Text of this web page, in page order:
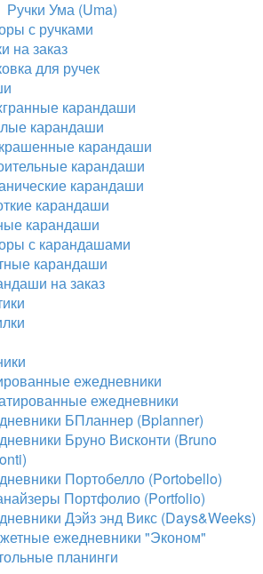
Ручки Ума (Uma)
с ручками
на заказ
для ручек
карандаши
карандаши
карандаши
карандаши
карандаши
карандаши
карандаши
с карандашами
карандаши
на заказ
ежедневники
ежедневники
БПланнер (Bplanner)
Бруно Висконти (Bruno
Портобелло (Portobello)
Портфолио (Portfolio)
Дэйз энд Викс (Days&Weeks)
ежедневники "Эконом"
планинги